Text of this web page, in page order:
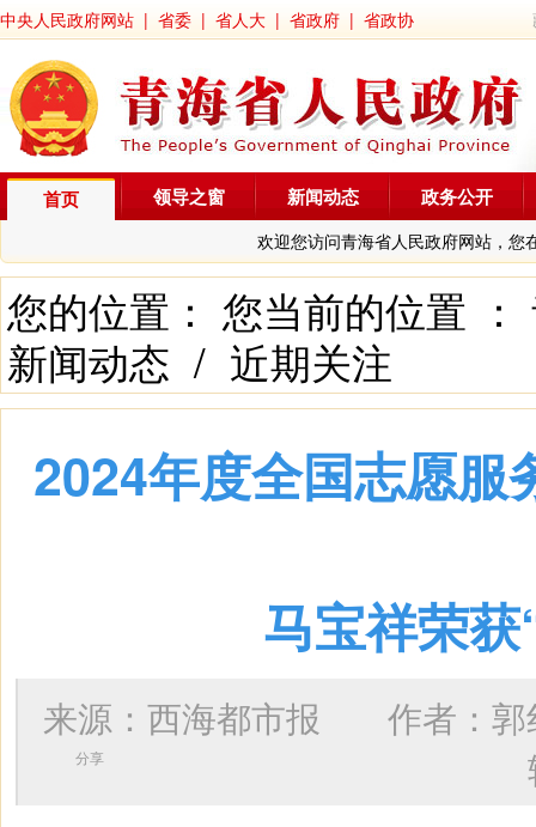
中央人民政府网站 | 省委 | 省人大 | 省政府 | 省政协
首页
欢迎您访问青海省人民政府网站，您
领导之窗 新闻动态 政务公开
您的位置： 您当前的位置 ：
新闻动态 / 近期关注
2024年度全国志愿服
马宝祥荣
来源：西海都市报 作者：
分享